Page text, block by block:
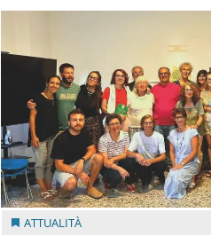
ATTUALITÀ